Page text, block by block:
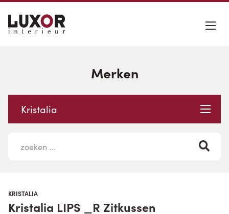
Merken
Kristalia
KRISTALIA
Kristalia LIPS _R Zitkussen